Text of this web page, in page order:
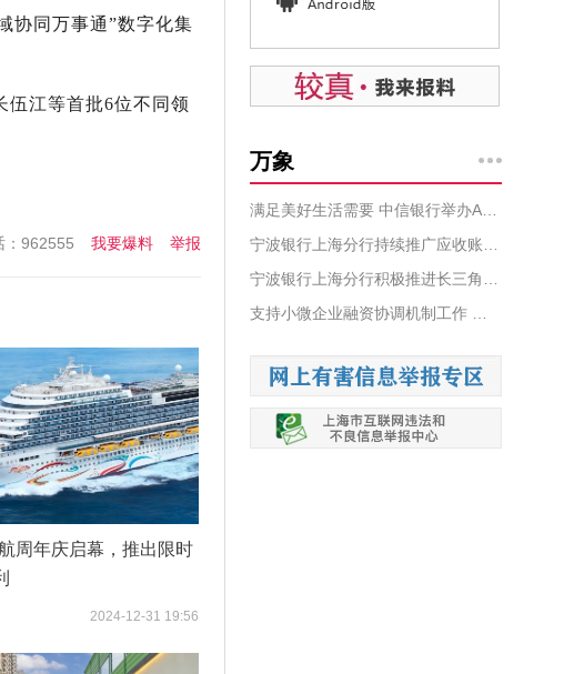
协同万事通”数字化集
伍江等首批6位不同领
举报
我要爆料
：962555
周年庆启幕，推出限时
2024-12-31 19:56
万象
满足美好生活需要 中信银行举办APP财富大会